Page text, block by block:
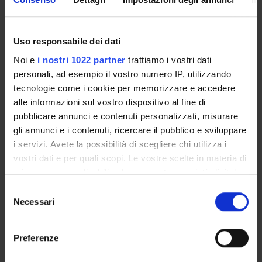
Uso responsabile dei dati
Noi e i nostri 1022 partner trattiamo i vostri dati
personali, ad esempio il vostro numero IP, utilizzando
tecnologie come i cookie per memorizzare e accedere
alle informazioni sul vostro dispositivo al fine di
pubblicare annunci e contenuti personalizzati, misurare
gli annunci e i contenuti, ricercare il pubblico e sviluppare
i servizi. Avete la possibilità di scegliere chi utilizza i
vostri dati e per quali scopi. Le vostre scelte in materia di
privacy sono applicabili solo su questa proprietà digitale
modificare o revocare il proprio consenso in qualsiasi
momento dalla Dichiarazione sui cookie o facendo clic
delNecessari
Preferenze
CORSO A ESAURIMENTO
Laurea in Economia e innovazione
aziendale [L-18]
Classe di appartenenza: L-18
Sede: Vicenza
CORSO A ESAURIMENTO
Classe di appartenenza: L-18